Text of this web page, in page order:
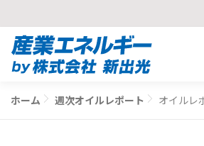
BUSINESS
ホーム 週次オイルレポート オイルレ